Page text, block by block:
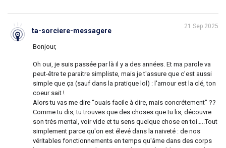
ta-sorciere-messagere
21 Sep 2025
Bonjour,
Oh oui, je suis passée par là il y a des années. Et ma parole va
peut-être te paraitre simpliste, mais je t'assure que c'est aussi
simple que ça (sauf dans la pratique lol) : l'amour est la clé, ton
coeur sait !
Alors tu vas me dire “ouais facile à dire, mais concrétement" ??
Comme tu dis, tu trouves que des choses que tu lis, découvre
son trés mental, voir vide et tu sens quelque chose en toi…..Tout
simplement parce qu'on est élevé dans la naiveté : de nos
véritables fonctionnements en temps qu'âme dans des corps